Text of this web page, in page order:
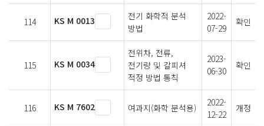
114 KS M 0013
전기 화학적 분석
방법
2022-
07-29
확인
115 KS M 0034
전위차, 전류,
전기량 및 칼피셔
적정 방법 통칙
2023-
06-30
확인
116 KS M 7602 여과지(화학 분석용)
2022-
12-22
개정